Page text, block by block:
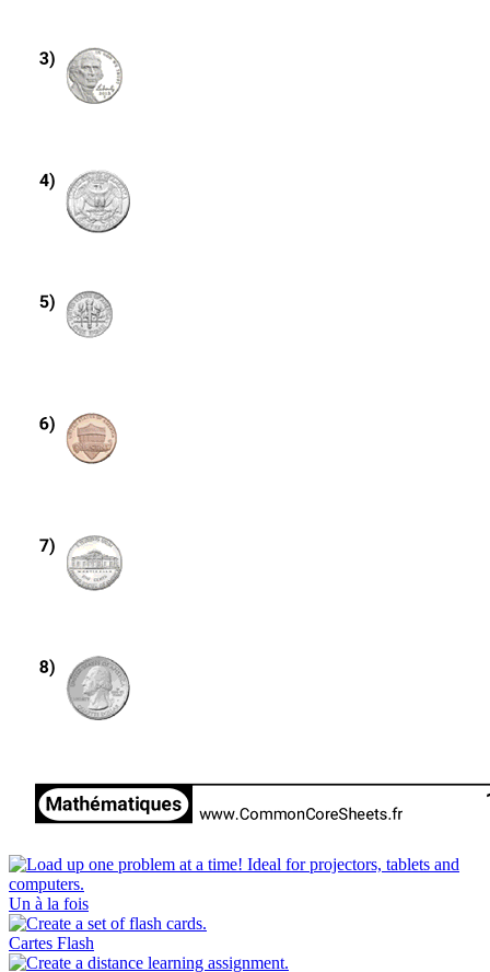
Un à la fois
Cartes Flash